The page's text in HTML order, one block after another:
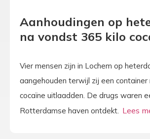
Aanhoudingen op
na vondst 365 kilo
Vier mensen zijn in Lochem op
aangehouden terwijl zij een container
cocaïne uitlaadden. De drugs waren
Rotterdamse haven ontdekt.